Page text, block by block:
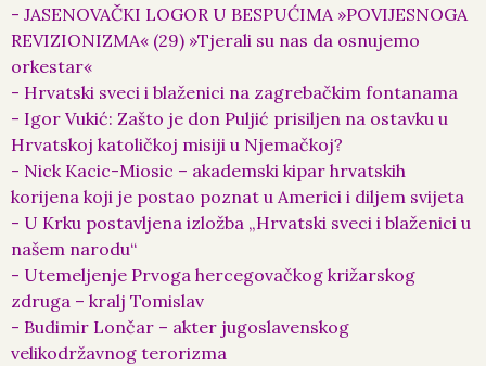
- JASENOVAČKI LOGOR U BESPUĆIMA »POVIJESNOGA
REVIZIONIZMA« (29) »Tjerali su nas da osnujemo
orkestar«
- Hrvatski sveci i blaženici na zagrebačkim fontanama
- Igor Vukić: Zašto je don Puljić prisiljen na ostavku u
Hrvatskoj katoličkoj misiji u Njemačkoj?
- Nick Kacic-Miosic – akademski kipar hrvatskih
korijena koji je postao poznat u Americi i diljem svijeta
- U Krku postavljena izložba „Hrvatski sveci i blaženici u
našem narodu“
- Utemeljenje Prvoga hercegovačkog križarskog
zdruga – kralj Tomislav
- Budimir Lončar – akter jugoslavenskog
velikodržavnog terorizma